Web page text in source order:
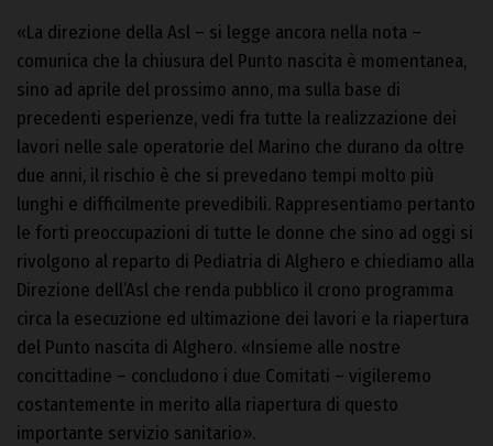
«La direzione della Asl – si legge ancora nella nota –
comunica che la chiusura del Punto nascita è momentanea,
sino ad aprile del prossimo anno, ma sulla base di
precedenti esperienze, vedi fra tutte la realizzazione dei
lavori nelle sale operatorie del Marino che durano da oltre
due anni, il rischio è che si prevedano tempi molto più
lunghi e difficilmente prevedibili. Rappresentiamo pertanto
le forti preoccupazioni di tutte le donne che sino ad oggi si
rivolgono al reparto di Pediatria di Alghero e chiediamo alla
Direzione dell’Asl che renda pubblico il crono programma
circa la esecuzione ed ultimazione dei lavori e la riapertura
del Punto nascita di Alghero. «Insieme alle nostre
concittadine – concludono i due Comitati – vigileremo
costantemente in merito alla riapertura di questo
importante servizio sanitario».